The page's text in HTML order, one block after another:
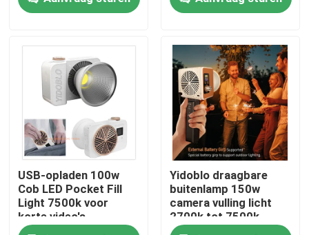
Thuis
Video's
Over ons
Fabriekstocht
Kwaliteitscontrole
USB-opladen 100w
Cob LED Pocket Fill
Light 7500k voor
korte video's
Verlichting
Yidoblo draagbare
buitenlamp 150w
camera vulling licht
2700k tot 7500k
camera vulling licht